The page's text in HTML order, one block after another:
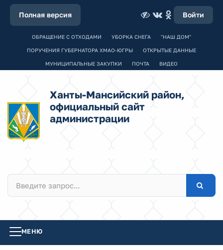
Полная версия Войти
ОБРАЩЕНИЕ С ОТХОДАМИ УБОРКА СНЕГА "НАШ ДОМ"
ПОРУЧЕНИЯ ГУБЕРНАТОРА ХМАО-ЮГРЫ ОТКРЫТЫЕ ДАННЫЕ
МУНИЦИПАЛЬНЫЕ ЗАКУПКИ ПОЧТА ВИДЕО
Ханты-Мансийский район,
официальный сайт
администрации
МЕНЮ